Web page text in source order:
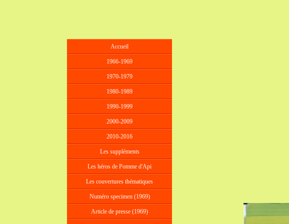
Accueil
1966-1969
1970-1979
1980-1989
1990-1999
2000-2009
2010-2016
Les suppléments
Les héros de Pomme d'Api
Les couvertures thématiques
Numéro specimen (1969)
Article de presse (1969)